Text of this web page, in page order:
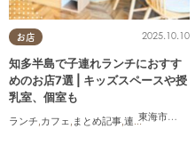
お店
東海市大府市
2025.10.10
知多半島で子連れランチにおすす
めのお店7選 | キッズスペースや授
乳室、個室も
ランチ,カフェ, まとめ記事,連載 ,親子 個室